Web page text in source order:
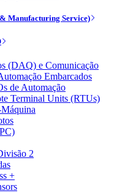
Manufacturing Service)
(DAQ) e Comunicação
Embarcados
de Automação
Terminal Units (RTUs)
2
+